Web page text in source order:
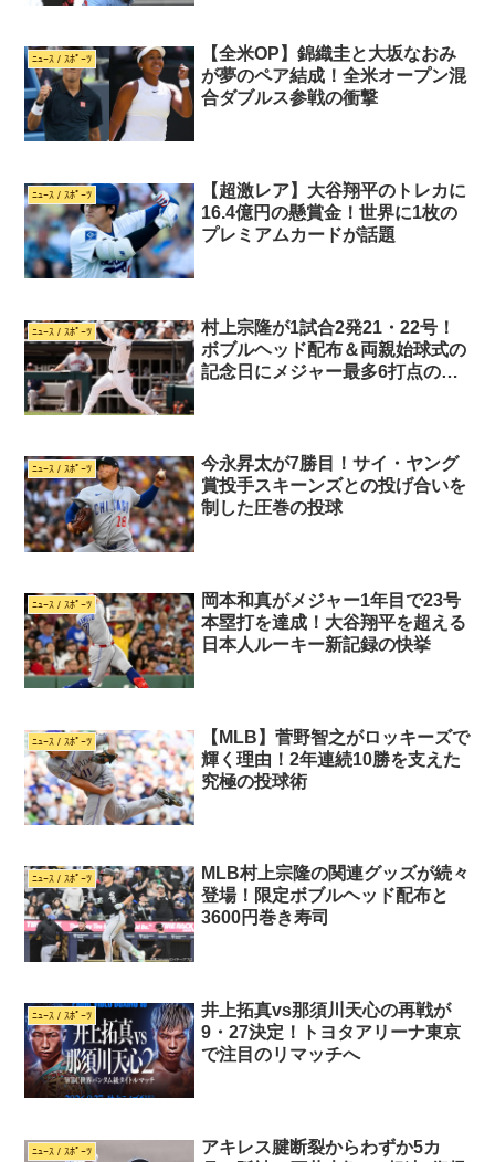
ﾆｭｰｽ / ｽﾎﾟｰﾂ
【全米OP】錦織圭と大坂なおみ
が夢のペア結成！全米オープン混
合ダブルス参戦の衝撃
ﾆｭｰｽ / ｽﾎﾟｰﾂ
【超激レア】大谷翔平のトレカに
16.4億円の懸賞金！世界に1枚の
プレミアムカードが話題
ﾆｭｰｽ / ｽﾎﾟｰﾂ
村上宗隆が1試合2発21・22号！
ボブルヘッド配布＆両親始球式の
記念日にメジャー最多6打点の大
ﾆｭｰｽ / ｽﾎﾟｰﾂ
今永昇太が7勝目！サイ・ヤング
賞投手スキーンズとの投げ合いを
制した圧巻の投球
ﾆｭｰｽ / ｽﾎﾟｰﾂ
岡本和真がメジャー1年目で23号
本塁打を達成！大谷翔平を超える
日本人ルーキー新記録の快挙
ﾆｭｰｽ / ｽﾎﾟｰﾂ
【MLB】菅野智之がロッキーズで
輝く理由！2年連続10勝を支えた
究極の投球術
ﾆｭｰｽ / ｽﾎﾟｰﾂ
MLB村上宗隆の関連グッズが続々
登場！限定ボブルヘッド配布と
3600円巻き寿司
ﾆｭｰｽ / ｽﾎﾟｰﾂ
井上拓真vs那須川天心の再戦が
9・27決定！トヨタアリーナ東京
で注目のリマッチへ
ﾆｭｰｽ / ｽﾎﾟｰﾂ
アキレス腱断裂からわずか5カ